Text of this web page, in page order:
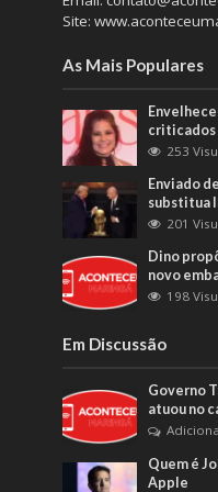
Site:
As Mais Populares
criticados
253
Enviado
substitua
201
Dino
novo
198
Em Discussão
Governo
atuou no
Quem é
Apple